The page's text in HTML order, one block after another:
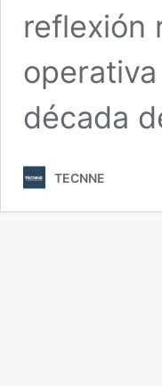
reflexión
década
TECNNE